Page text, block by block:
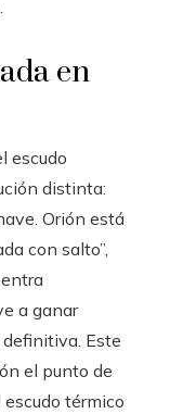
en
escudo
distinta:
Orión está
con salto”,
a ganar
Este
el punto de
térmico